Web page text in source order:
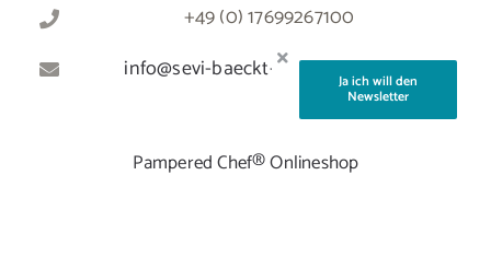
+49 (0) 17699267100
info@sevi-baeckt-und-koechelt.de
Pampered Chef® Onlineshop
Ja ich will den
Newsletter